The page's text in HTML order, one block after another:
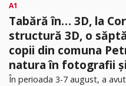
A1
Tabără în… 3D, la
structură 3D, o
copii din comuna
natura în fotografii
În perioada 3-7 august, a